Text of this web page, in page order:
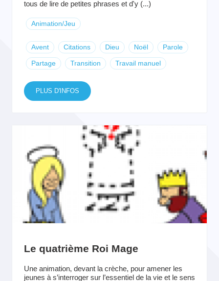
tous de lire de petites phrases et d'y (...)
Animation/Jeu
Avent Citations Dieu Noël Parole
Partage Transition Travail manuel
PLUS D'INFOS
Le quatrième Roi Mage
Une animation, devant la crèche, pour amener les
jeunes à s’interroger sur l’essentiel de la vie et le sens